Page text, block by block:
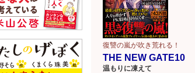
復讐の嵐が吹き荒れる！
THE NEW GATE10
温もりに凍えて